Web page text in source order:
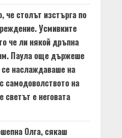
че столът изстърга по
Усмивките
че ли някой дръпна
Паула още държеше
наслаждаваше на
самодоволството на
светът е неговата
Олга, сякаш